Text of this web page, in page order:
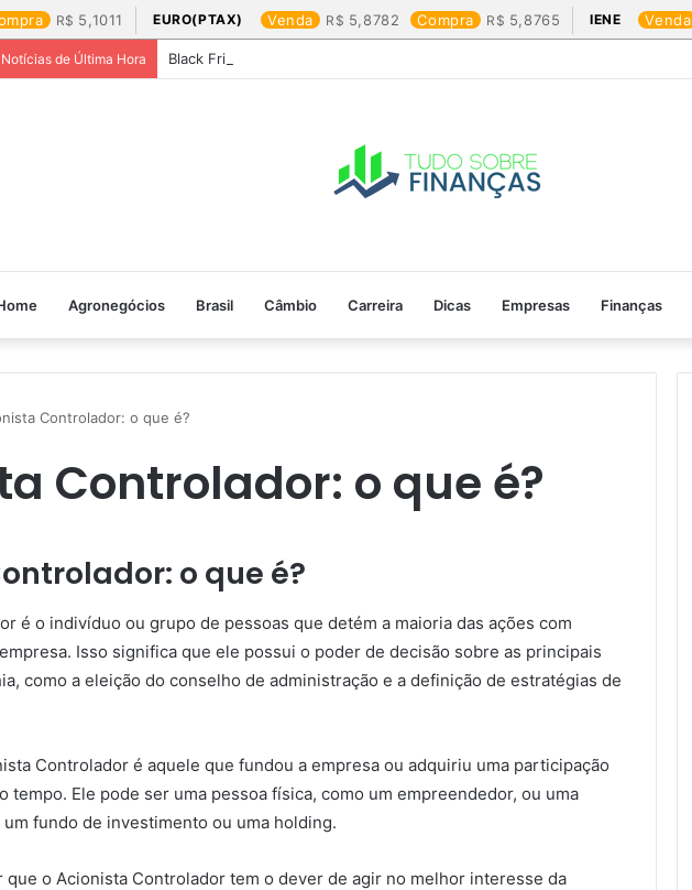
5,1011 EURO(PTAX) Venda 5,8782 Compra 5,8765 IENE Venda
Notícias de Última Hora Black Friday: os produtos que mais valem a pena
Agronegócios Brasil Câmbio Carreira Dicas Empresas Finanças
Controlador: o que é?
Controlador: o que é?
o que é?
é o indivíduo ou grupo de pessoas que detém a maioria das ações com
Isso significa que ele possui o poder de decisão sobre as principais
como a eleição do conselho de administração e a definição de estratégias de
Controlador é aquele que fundou a empresa ou adquiriu uma participação
tempo. Ele pode ser uma pessoa física, como um empreendedor, ou uma
fundo de investimento ou uma holding.
que o Acionista Controlador tem o dever de agir no melhor interesse da